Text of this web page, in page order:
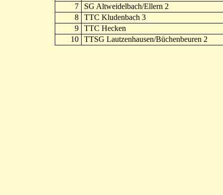
7
SG Altweidelbach/Ellern 2
8
TTC Kludenbach 3
9
TTC Hecken
10
TTSG Lautzenhausen/Büchenbeuren 2